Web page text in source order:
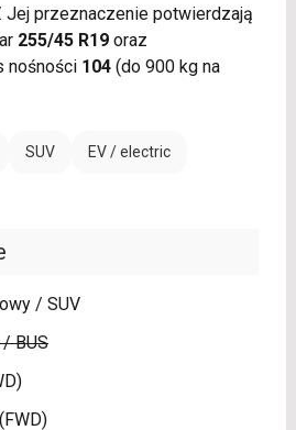
Jej przeznaczenie potwierdzają
255/45 R19oraz
nośności 104(do 900 kg na
SUV EV / electric
/ SUV
BUS